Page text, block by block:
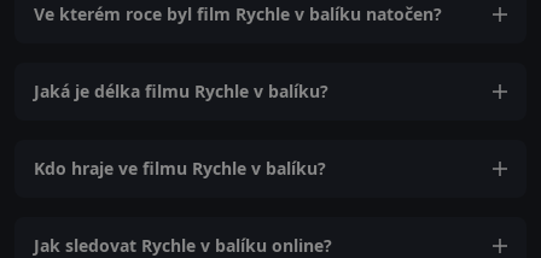
Ve kterém roce byl film Rychle v balíku natočen?
Jaká je délka filmu Rychle v balíku?
Kdo hraje ve filmu Rychle v balíku?
Jak sledovat Rychle v balíku online?